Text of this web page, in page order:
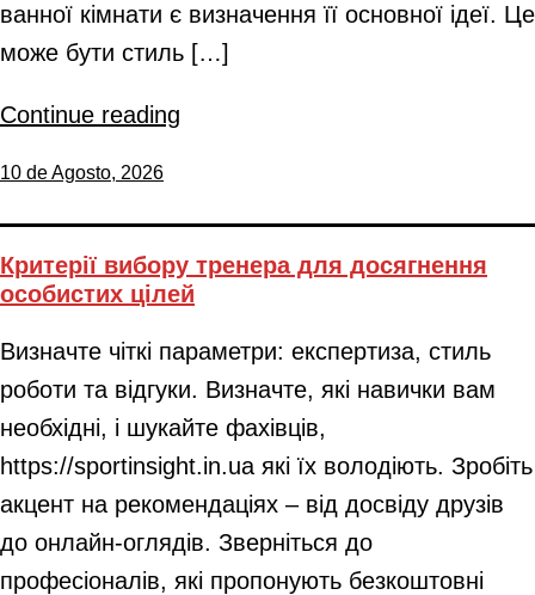
ванної кімнати є визначення її основної ідеї. Це
може бути стиль […]
Continue reading
10 de Agosto, 2026
Критерії вибору тренера для досягнення
особистих цілей
Визначте чіткі параметри: експертиза, стиль
роботи та відгуки. Визначте, які навички вам
необхідні, і шукайте фахівців,
https://sportinsight.in.ua які їх володіють. Зробіть
акцент на рекомендаціях – від досвіду друзів
до онлайн-оглядів. Зверніться до
професіоналів, які пропонують безкоштовні